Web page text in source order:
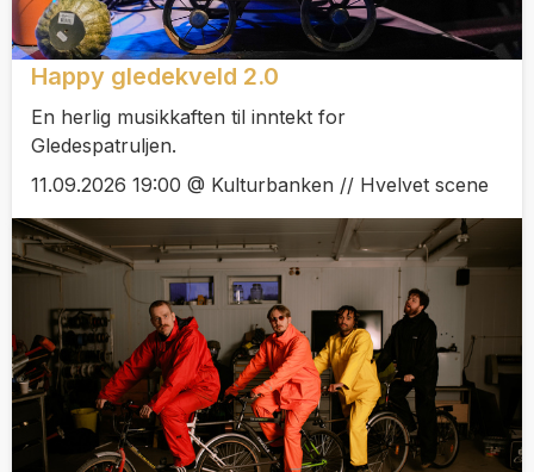
Happy gledekveld 2.0
En herlig musikkaften til inntekt for
Gledespatruljen.
11.09.2026 19:00 @ Kulturbanken // Hvelvet scene